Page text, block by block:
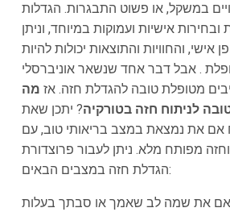
במשקל, או פשוט התבגרות. הגדלות
ובחירות אישיות ועמוקות במיוחד, וניתן
אישי, והחוויות והתוצאות יכולות להיות
. אבל דבר אחד שנשאר אוניברסלי
מטופלת טובה להגדלת חזה. אז מה
לניתוח חזה בטורקיה? יתכן שאת
אם את נמצאת במצב בריאותי טוב, עם
וחזה מפותח מלא. ניתן לעבור פרוצדורת
הגדלת חזה במצבים הבאים:
את שמה לב שאמך או סבתך בעלות